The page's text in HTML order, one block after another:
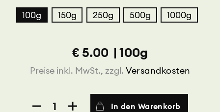
100g 150g 250g 500g 1000g
€ 5.00 | 100g
Preise inkl. MwSt., zzgl. Versandkosten
Breakfast
In den Warenkorb